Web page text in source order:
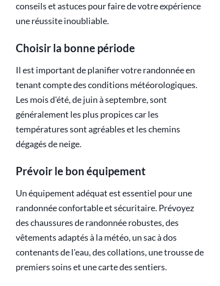
conseils et astuces pour faire de votre expérience
une réussite inoubliable.
Choisir la bonne période
Il est important de planifier votre randonnée en
tenant compte des conditions météorologiques.
Les mois d'été, de juin à septembre, sont
généralement les plus propices car les
températures sont agréables et les chemins
dégagés de neige.
Prévoir le bon équipement
Un équipement adéquat est essentiel pour une
randonnée confortable et sécuritaire. Prévoyez
des chaussures de randonnée robustes, des
vêtements adaptés à la météo, un sac à dos
contenants de l'eau, des collations, une trousse de
premiers soins et une carte des sentiers.